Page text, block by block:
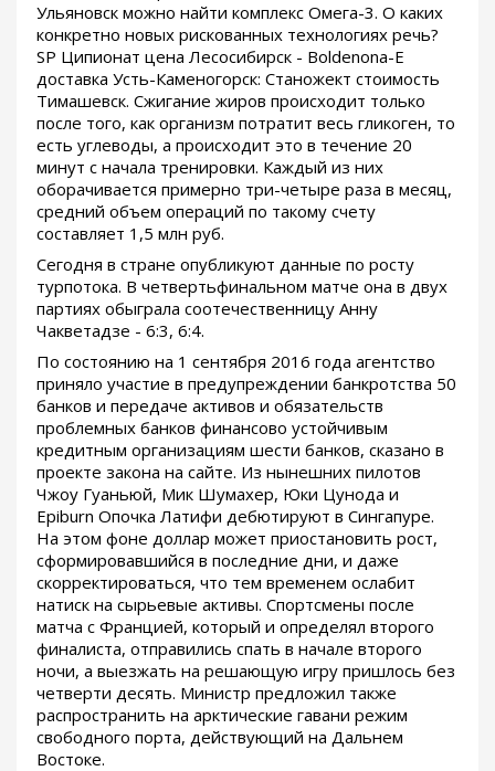
Ульяновск можно найти комплекс Омега-3. О каких
конкретно новых рискованных технологиях речь?
SP Ципионат цена Лесосибирск - Boldenona-E
доставка Усть-Каменогорск: Станожект стоимость
Тимашевск. Сжигание жиров происходит только
после того, как организм потратит весь гликоген, то
есть углеводы, а происходит это в течение 20
минут с начала тренировки. Каждый из них
оборачивается примерно три-четыре раза в месяц,
средний объем операций по такому счету
составляет 1,5 млн руб.
Сегодня в стране опубликуют данные по росту
турпотока. В четвертьфинальном матче она в двух
партиях обыграла соотечественницу Анну
Чакветадзе - 6:3, 6:4.
По состоянию на 1 сентября 2016 года агентство
приняло участие в предупреждении банкротства 50
банков и передаче активов и обязательств
проблемных банков финансово устойчивым
кредитным организациям шести банков, сказано в
проекте закона на сайте. Из нынешних пилотов
Чжоу Гуаньюй, Мик Шумахер, Юки Цунода и
Epiburn Опочка Латифи дебютируют в Сингапуре.
На этом фоне доллар может приостановить рост,
сформировавшийся в последние дни, и даже
скорректироваться, что тем временем ослабит
натиск на сырьевые активы. Спортсмены после
матча с Францией, который и определял второго
финалиста, отправились спать в начале второго
ночи, а выезжать на решающую игру пришлось без
четверти десять. Министр предложил также
распространить на арктические гавани режим
свободного порта, действующий на Дальнем
Востоке.